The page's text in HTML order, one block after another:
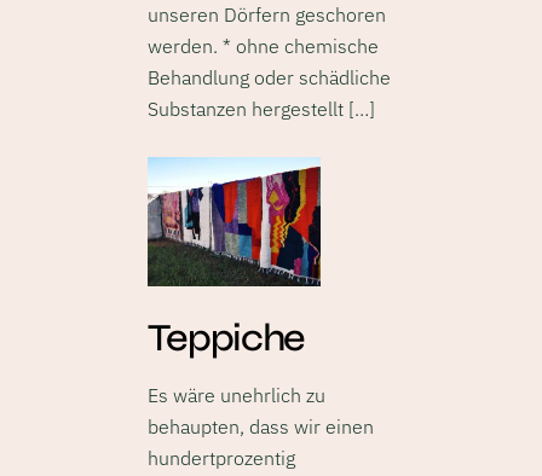
unseren Dörfern geschoren
werden. * ohne chemische
Behandlung oder schädliche
Substanzen hergestellt […]
Teppiche
Es wäre unehrlich zu
behaupten, dass wir einen
hundertprozentig